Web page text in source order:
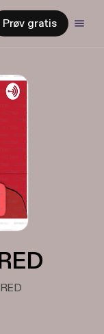
Prøv gratis